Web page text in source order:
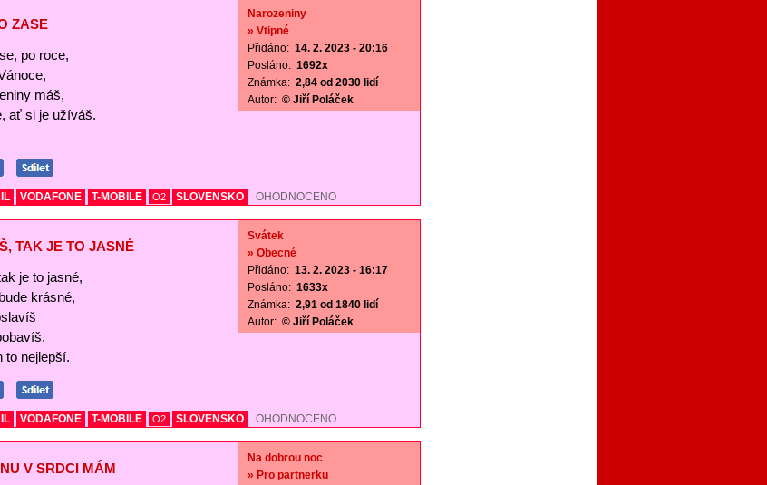
ZASE
po roce,
máš,
ať si je užíváš.
Narozeniny
» Vtipné
Přidáno: 14. 2. 2023 - 20:16
Posláno: 1692x
Známka: 2,84 od 2030 lidí
Autor: © Jiří Poláček
VODAFONE T-MOBILE O2 SLOVENSKO OHODNOCENO
TAK JE TO JASNÉ
je to jasné,
krásné,
to nejlepší.
Svátek
» Obecné
Přidáno: 13. 2. 2023 - 16:17
Posláno: 1633x
Známka: 2,91 od 1840 lidí
Autor: © Jiří Poláček
VODAFONE T-MOBILE O2 SLOVENSKO OHODNOCENO
V SRDCI MÁM
Na dobrou noc
» Pro partnerku